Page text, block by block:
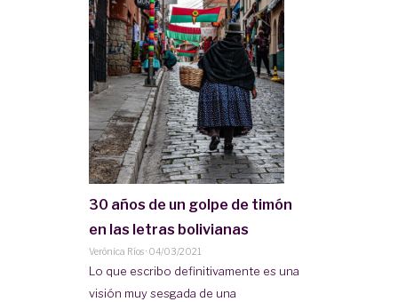
30 años de un golpe de timón
en las letras bolivianas
Verónica Ríos· 04/03/2021
Lo que escribo definitivamente es una
visión muy sesgada de una